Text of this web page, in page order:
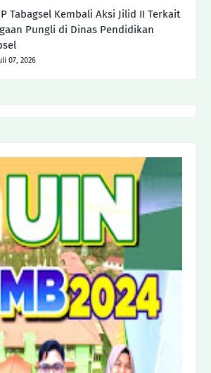
Tabagsel Kembali Aksi Jilid II Terkait
Pungli di Dinas Pendidikan
07, 2026